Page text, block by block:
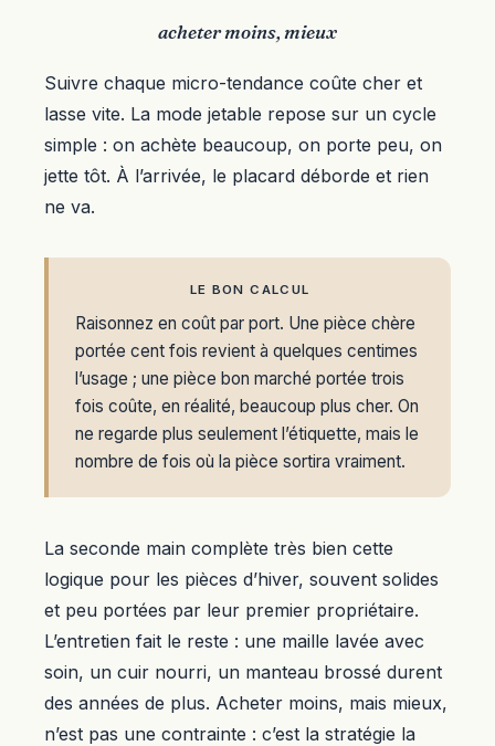
acheter moins, mieux
Suivre chaque micro-tendance coûte cher et
lasse vite. La mode jetable repose sur un cycle
simple : on achète beaucoup, on porte peu, on
jette tôt. À l’arrivée, le placard déborde et rien
ne va.
LE BON CALCUL
Raisonnez en coût par port. Une pièce chère
portée cent fois revient à quelques centimes
l’usage ; une pièce bon marché portée trois
fois coûte, en réalité, beaucoup plus cher. On
ne regarde plus seulement l’étiquette, mais le
nombre de fois où la pièce sortira vraiment.
La seconde main complète très bien cette
logique pour les pièces d’hiver, souvent solides
et peu portées par leur premier propriétaire.
L’entretien fait le reste : une maille lavée avec
soin, un cuir nourri, un manteau brossé durent
des années de plus. Acheter moins, mais mieux,
n’est pas une contrainte : c’est la stratégie la